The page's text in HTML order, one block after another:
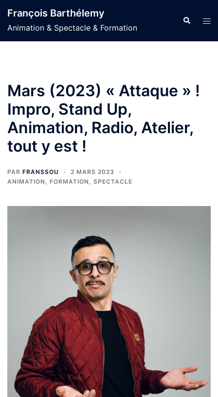
au
contenu
François Barthélemy
Animation & Spectacle & Formation
Mars (2023) « Attaque » !
Impro, Stand Up,
Animation, Radio, Atelier,
tout y est !
PAR FRANSSOU
2 MARS 2023
ANIMATION , FORMATION , SPECTACLE